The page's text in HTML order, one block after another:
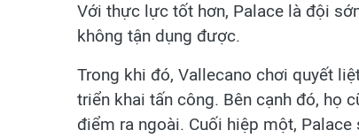
Với thực lực tốt hơn, Palace là đội
không tận dụng được.
Trong khi đó, Vallecano chơi quyết
triển khai tấn công. Bên cạnh đó, họ
điểm ra ngoài. Cuối hiệp một,